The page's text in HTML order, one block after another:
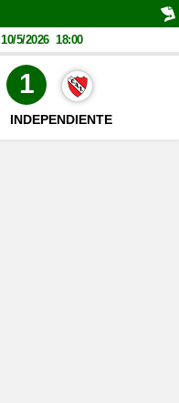
10/5/2026 18:00
1
INDEPENDIENTE